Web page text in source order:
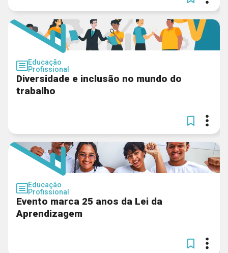
Educação
Profissional
Diversidade e inclusão no mundo do
trabalho
Educação
Profissional
Evento marca 25 anos da Lei da
Aprendizagem